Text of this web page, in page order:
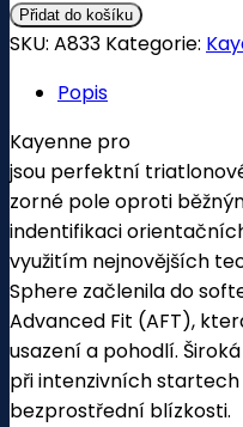
Přidat do košíku
SKU: A833 Kategorie:
Popis
Kayenne pro
jsou perfektní
zorné pole oproti
indentifikaci
využitím nejnovějších
Sphere začlenila do
Advanced Fit (AFT),
usazení a pohodlí.
při intenzivních
bezprostřední blízkosti.